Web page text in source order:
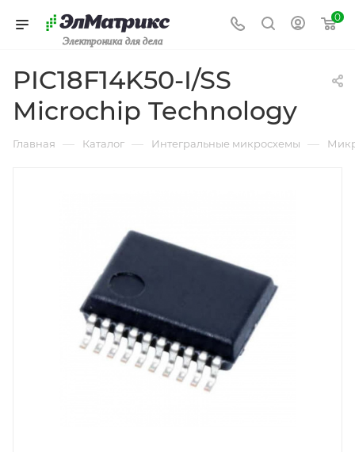
Электроника для дела
0
PIC18F14K50-I/SS
Microchip Technology
Главная — Каталог — Интегральные микросхемы —